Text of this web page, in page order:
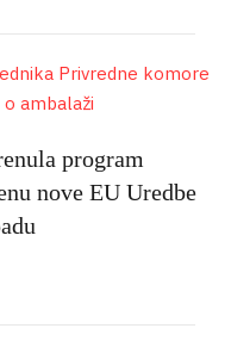
program
nove EU Uredbe